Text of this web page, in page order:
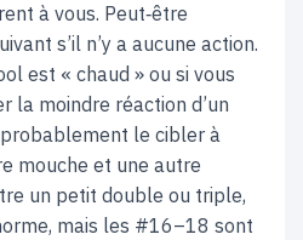
à vous. Peut‑être
s’il n’y a aucune action.
est « chaud » ou si vous
la moindre réaction d’un
le cibler à
mouche et une autre
un petit double ou triple,
mais les #16–18 sont